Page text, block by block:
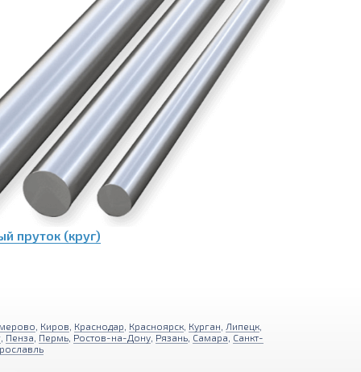
пруток (круг)
Киров Краснодар Красноярск Курган Липецк
Пенза Пермь Ростов-на-Дону Рязань Самара Санкт-